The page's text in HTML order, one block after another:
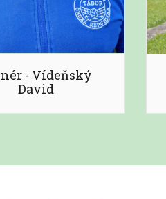
- Vídeňský
David